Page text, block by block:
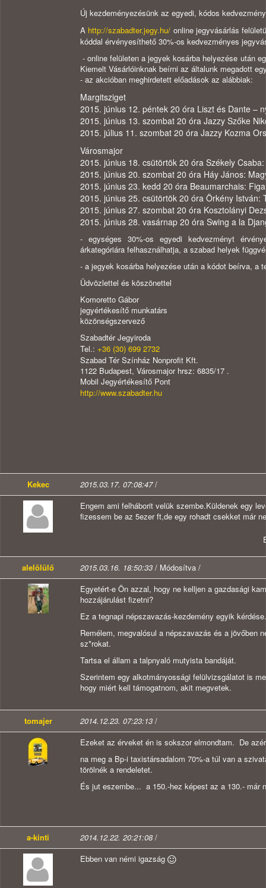
Új kezdeményezésünk az egyedi, kódos
A http://szabadter.jegy.hu/ online jegyvásárlás
kóddal érvényesíthető 30%-os kedvezményes
- online felületen a jegyek kosárba helyezése után
Kiemelt Vásárlóinknak beírni az általunk megadott
- az akcióban meghirdetett előadások az alábbiak:
Margitsziget
2015. június 12. péntek 20 óra Liszt és Dante –
2015. június 13. szombat 20 óra Jazzy Szőke
2015. július 11. szombat 20 óra Jazzy Kozma
Városmajor
2015. június 18. csütörtök 20 óra Székely
2015. június 20. szombat 20 óra Háy János:
2015. június 23. kedd 20 óra Beaumarchais:
2015. június 25. csütörtök 20 óra Örkény István:
2015. június 27. szombat 20 óra Kosztolányi
2015. június 28. vasárnap 20 óra Swing a la
- egységes 30%-os egyedi kedvezményt
árkategóriára felhasználhatja, a szabad helyek
- a jegyek kosárba helyezése után a kódot beírva, a
Üdvözlettel​​ és köszönettel​
Komoretto Gábor
jegyértékesítő munkatárs
közönségszervező
Szabadtér Jegyiroda
Tel.: +36 (30) 699 2732
Szabad Tér Színház Nonprofit Kft.
1122 Budapest, Városmajor hrsz: 6835/17 .
Mobil Jegyértékesítő Pont
http://www.szabadter.hu
Kekec 2015.03.17. 07:08:47/
Engem ami felháborit velük szembe.Küldenek egy
fizessem be az 5ezer ft,de egy rohadt csekket már
alelölülő 2015.03.16. 18:50:33 / Módosítva /
Egyetért-e Ön azzal, hogy ne kelljen a gazdasági
hozzájárulást fizetni?
Ez a tegnapi népszavazás-kezdemény egyik kérdése.
Remélem, megvalósul a népszavazás és a jövőben
sz*rokat.
Tartsa el állam a talpnyaló mutyista bandáját.
Szerintem egy alkotmányossági felülvizsgálatot is
hogy miért kell támogatnom, akit megvetek.
tomajer 2014.12.23. 07:23:13 /
Ezeket az érveket én is sokszor elmondtam. De
na meg a Bp-i taxistársadalom 70%-a túl van a
törölnék a rendeletet.
És jut eszembe... a 150.-hez képest az a 130.- már
a-kinti 2014.12.22. 20:21:08 /
Ebben van némi igazság